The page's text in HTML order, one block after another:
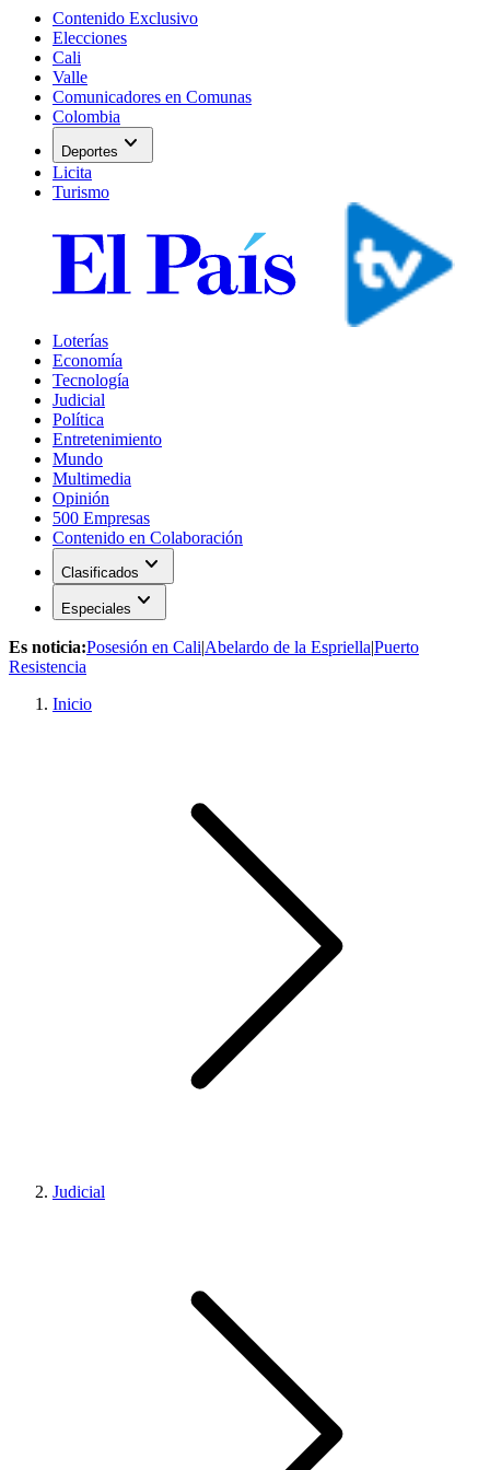
Contenido Exclusivo
Elecciones
Cali
Valle
Comunicadores en Comunas
Colombia
Deportes expand_more
Licita
Turismo
Loterías
Economía
Tecnología
Judicial
Política
Entretenimiento
Mundo
Multimedia
Opinión
500 Empresas
Contenido en Colaboración
Clasificados expand_more
Especiales expand_more
Es noticia:Posesión en Cali|Abelardo de la Espriella|Puerto
Resistencia
Inicio
Judicial